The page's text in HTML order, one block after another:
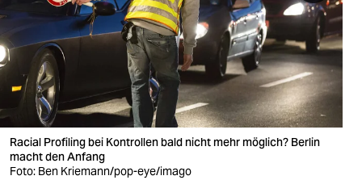
berlin
nord
wahrheit
verlag
verlag
Racial Profiling bei Kontrollen bald nicht mehr möglich? Berlin
macht den Anfang
Foto: Ben Kriemann/pop-eye/imago